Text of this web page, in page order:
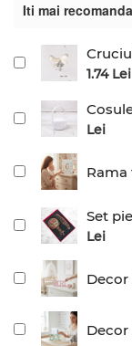
Iti mai
1.74 Lei
Lei
Rama
Set
Lei
Decor
Decor